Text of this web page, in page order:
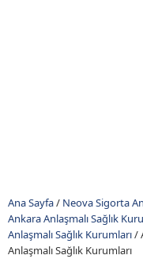
Ana Sayfa/ Neova Sigorta
Ankara Anlaşmalı Sağlık
Anlaşmalı Sağlık Kurumları/
Anlaşmalı Sağlık Kurumları